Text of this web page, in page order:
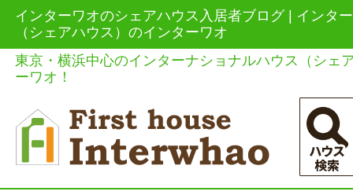
インターワオのシェアハウス入居者ブログ | インタ
（シェアハウス）のインターワオ
東京・横浜中心のインターナショナルハウス（シェ
ーワオ！